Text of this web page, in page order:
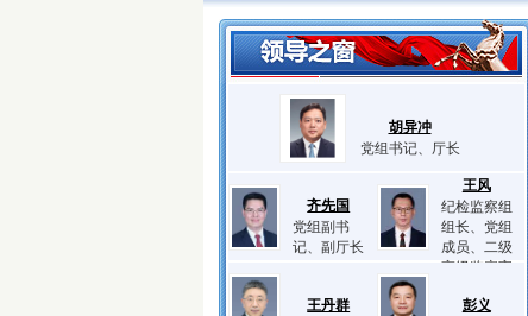
胡异冲
党组书记、厅长
齐先国
党组副书
记、副厅长
王风
纪检监察组
组长、党组
成员、二级
高级监察官
王丹群
彭义